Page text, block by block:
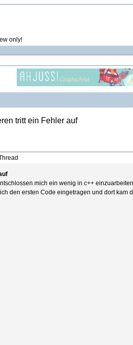
only!
tritt ein Fehler auf
mich ein wenig in c++
den ersten Code eingetragen und dort kam